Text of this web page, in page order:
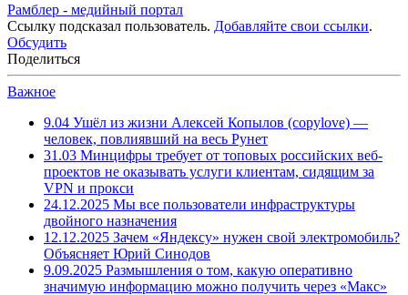
Рамблер - медийный портал
Ссылку подсказал пользователь. Добавляйте свои ссылки.
Обсудить
Поделиться
Важное
9.04 Ушёл из жизни Алексей Копылов (copylove) —
человек, повлиявший на весь Рунет
31.03 Минцифры требует от топовых российских веб-
проектов не оказывать услуги клиентам, сидящим за
VPN и прокси
24.12.2025 Мы все пользователи инфраструктуры
двойного назначения
12.12.2025 Зачем «Яндексу» нужен свой электромобиль?
Объясняет Юрий Синодов
9.09.2025 Размышления о том, какую оперативно
значимую информацию можно получить через «Макс»